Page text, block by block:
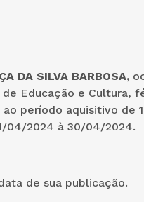
DA SILVA BARBOSA,
Educação e Cultura,
período aquisitivo de
04/2024 à 30/04/2024.
de sua publicação.